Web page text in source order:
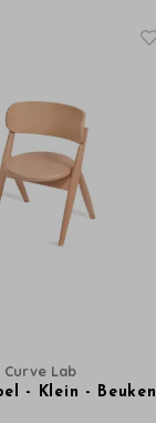
Curve Lab
- Klein - Beuken